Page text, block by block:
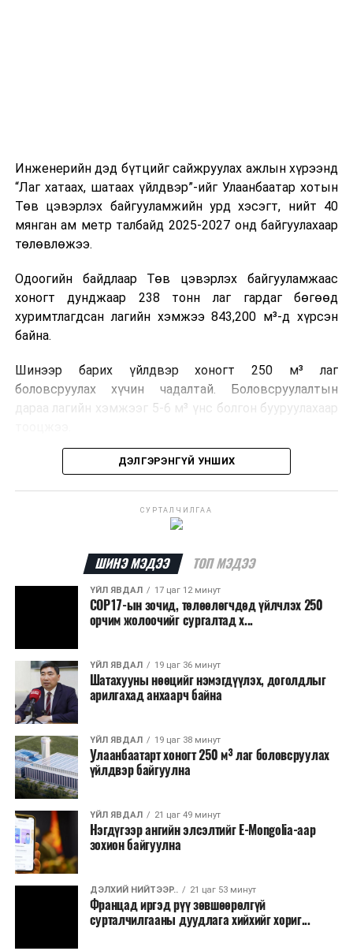
Инженерийн дэд бүтцийг сайжруулах ажлын хүрээнд
“Лаг хатаах, шатаах үйлдвэр”-ийг Улаанбаатар хотын
Төв цэвэрлэх байгууламжийн урд хэсэгт, нийт 40
мянган ам метр талбайд 2025-2027 онд байгуулахаар
төлөвлөжээ.
Одоогийн байдлаар Төв цэвэрлэх байгууламжаас
хоногт дунджаар 238 тонн лаг гардаг бөгөөд
хуримтлагдсан лагийн хэмжээ 843,200 м³-д хүрсэн
байна.
Шинээр барих үйлдвэр хоногт 250 м³ лаг
боловсруулах хүчин чадалтай. Боловсруулалтын
дараа лагийн хэмжээг 5-6 м³ үнс болгон бууруулахаар
Төслийн техник, эдийн засгийн үндэслэлийг
магадлалын ерөнхий дүгнэлтээр баталгаажуулсан
Мөн Нийслэлийн иргэдийн Төлөөлөгчдийн Хурлын
2025 оны 25/01 дүгээр тогтоолоор баталсан “Төр,
хувийн хэвшлийн түншлэлээр нийслэлд хэрэгжүүлэх
төслийн жагсаалт”-д лаг хатааж, шатаах үйлдвэр
барих төслийг төр, хувийн хэвшлийн түншлэлийн
хэлбэрээр хэрэгжүүлэхээр тусгажээ.
Лаг хатаах, шатаах технологи нь бохир ус цэвэрлэх
байгууламжаас гардаг лагийг байгаль орчинд аюулгүй
аргаар боловсруулж, эзлэхүүнийг эрс бууруулах
зориулалттай. Лагийг өндөр температурт шатааснаар
эзлэхүүн нь 90 хүртэл хувиар буурч, бактери, вирус
болон бусад өвчин үүсгэгч бичил биетнийг устгах
боломжтой.
Түүнчлэн шаталтын явцад үүсэх дулааныг цахилгаан
болон дулааны эрчим хүч үйлдвэрлэхэд ашиглаж
болдог. Зарим технологийн хувьд шаталтын дараа
үлдэх үнснээс фосфор зэрэг ашигт эрдсийг сэргээн
авах боломжтой аж.
ДЭЛГЭРЭНГҮЙ УНШИХ
СУРТАЛЧИЛГАА
ШИНЭ МЭДЭЭ ТОП МЭДЭЭ
ҮЙЛ ЯВДАЛ 17 цаг 12 минут
COP17-ын зочид, төлөөлөгчдөд үйлчлэх 250
орчим жолоочийг сургалтад х...
ҮЙЛ ЯВДАЛ 19 цаг 36 минут
Шатахууны нөөцийг нэмэгдүүлэх, доголдлыг
арилгахад анхаарч байна
ҮЙЛ ЯВДАЛ 19 цаг 38 минут
Улаанбаатарт хоногт 250 м³ лаг боловсруулах
үйлдвэр байгуулна
ҮЙЛ ЯВДАЛ 21 цаг 49 минут
Нэгдүгээр ангийн элсэлтийг E-Mongolia-аар
зохион байгуулна
ДЭЛХИЙ НИЙТЭЭР.. 21 цаг 53 минут
Францад иргэд рүү зөвшөөрөлгүй
сурталчилгааны дуудлага хийхийг хориг...